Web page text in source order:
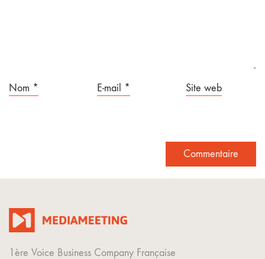
Nom * E-mail * Site web
1ère Voice Business Company Française